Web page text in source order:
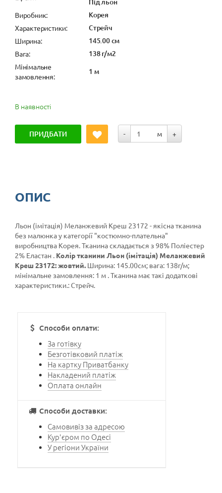
Під льон
Виробник: Корея
Характеристики: Стрейч
Ширина: 145.00 см
Вага: 138 г/м2
Мінімальне
замовлення:
1 м
В наявності
ПРИДБАТИ - м +
ОПИС
Льон (імітація) Меланжевий Креш 23172 - якісна тканина
без малюнка у категорії "костюмно-плательна"
виробництва Корея. Тканина складається з 98% Поліестер
2% Еластан . Колір тканини Льон (імітація) Меланжевий
Креш 23172: жовтий. Ширина: 145.00см; вага: 138г/м;
мінімальне замовлення: 1 м . Тканина має такі додаткові
характеристики.: Стрейч.
Способи оплати:
За готівку
Безготівковий платіж
На картку Приватбанку
Накладений платіж
Оплата онлайн
Способи доставки:
Самовивіз за адресою
Кур'єром по Одесі
У регіони України